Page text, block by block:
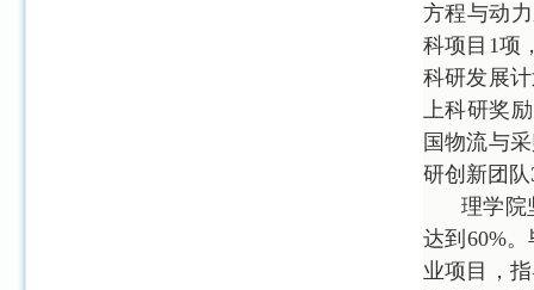
方程与动
科项目 1项
科研发展
上科研奖励
国物流与
研创新团队
理学院
达到 60%。
业项目，